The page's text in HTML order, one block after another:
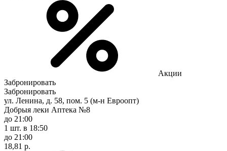
Акции
Забронировать
Забронировать
ул. Ленина, д. 58, пом. 5 (м-н Евроопт)
Добрыя леки Аптека №8
до 21:00
1 шт. в 18:50
до 21:00
18,81 р.